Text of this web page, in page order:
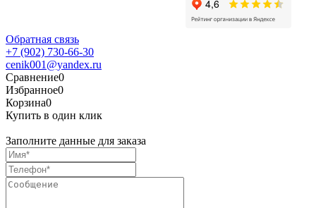
Обратная связь
+7 (902) 730-66-30
cenik001@yandex.ru
Сравнение0
Избранное0
Корзина0
Купить в один клик
Заполните данные для заказа